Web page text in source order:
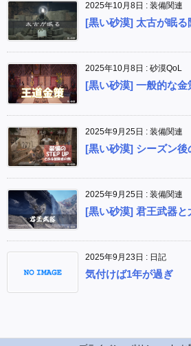
2025年10月8日 : 装備関連
[黒い砂漠] 太古が眠る
2025年10月8日 : 砂漠QoL
[黒い砂漠] 一般的な金
2025年9月25日 : 装備関連
[黒い砂漠] シーズン後
2025年9月25日 : 装備関連
[黒い砂漠] 君王武器
2025年9月23日 : 日記
気付けば1年が過ぎ